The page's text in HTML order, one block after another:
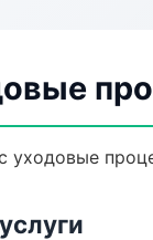
уходовые